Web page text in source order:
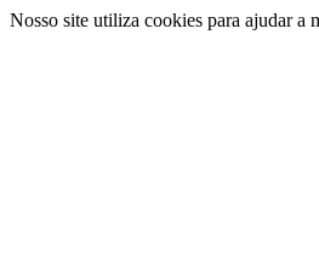
Nosso site utiliza cookies para ajudar a